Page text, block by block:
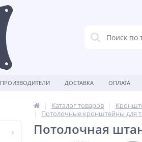
ПРОИЗВОДИТЕЛИ ДОСТАВКА ОПЛАТА
Каталог товаров
Потолочные кронштейны для
Потолочная